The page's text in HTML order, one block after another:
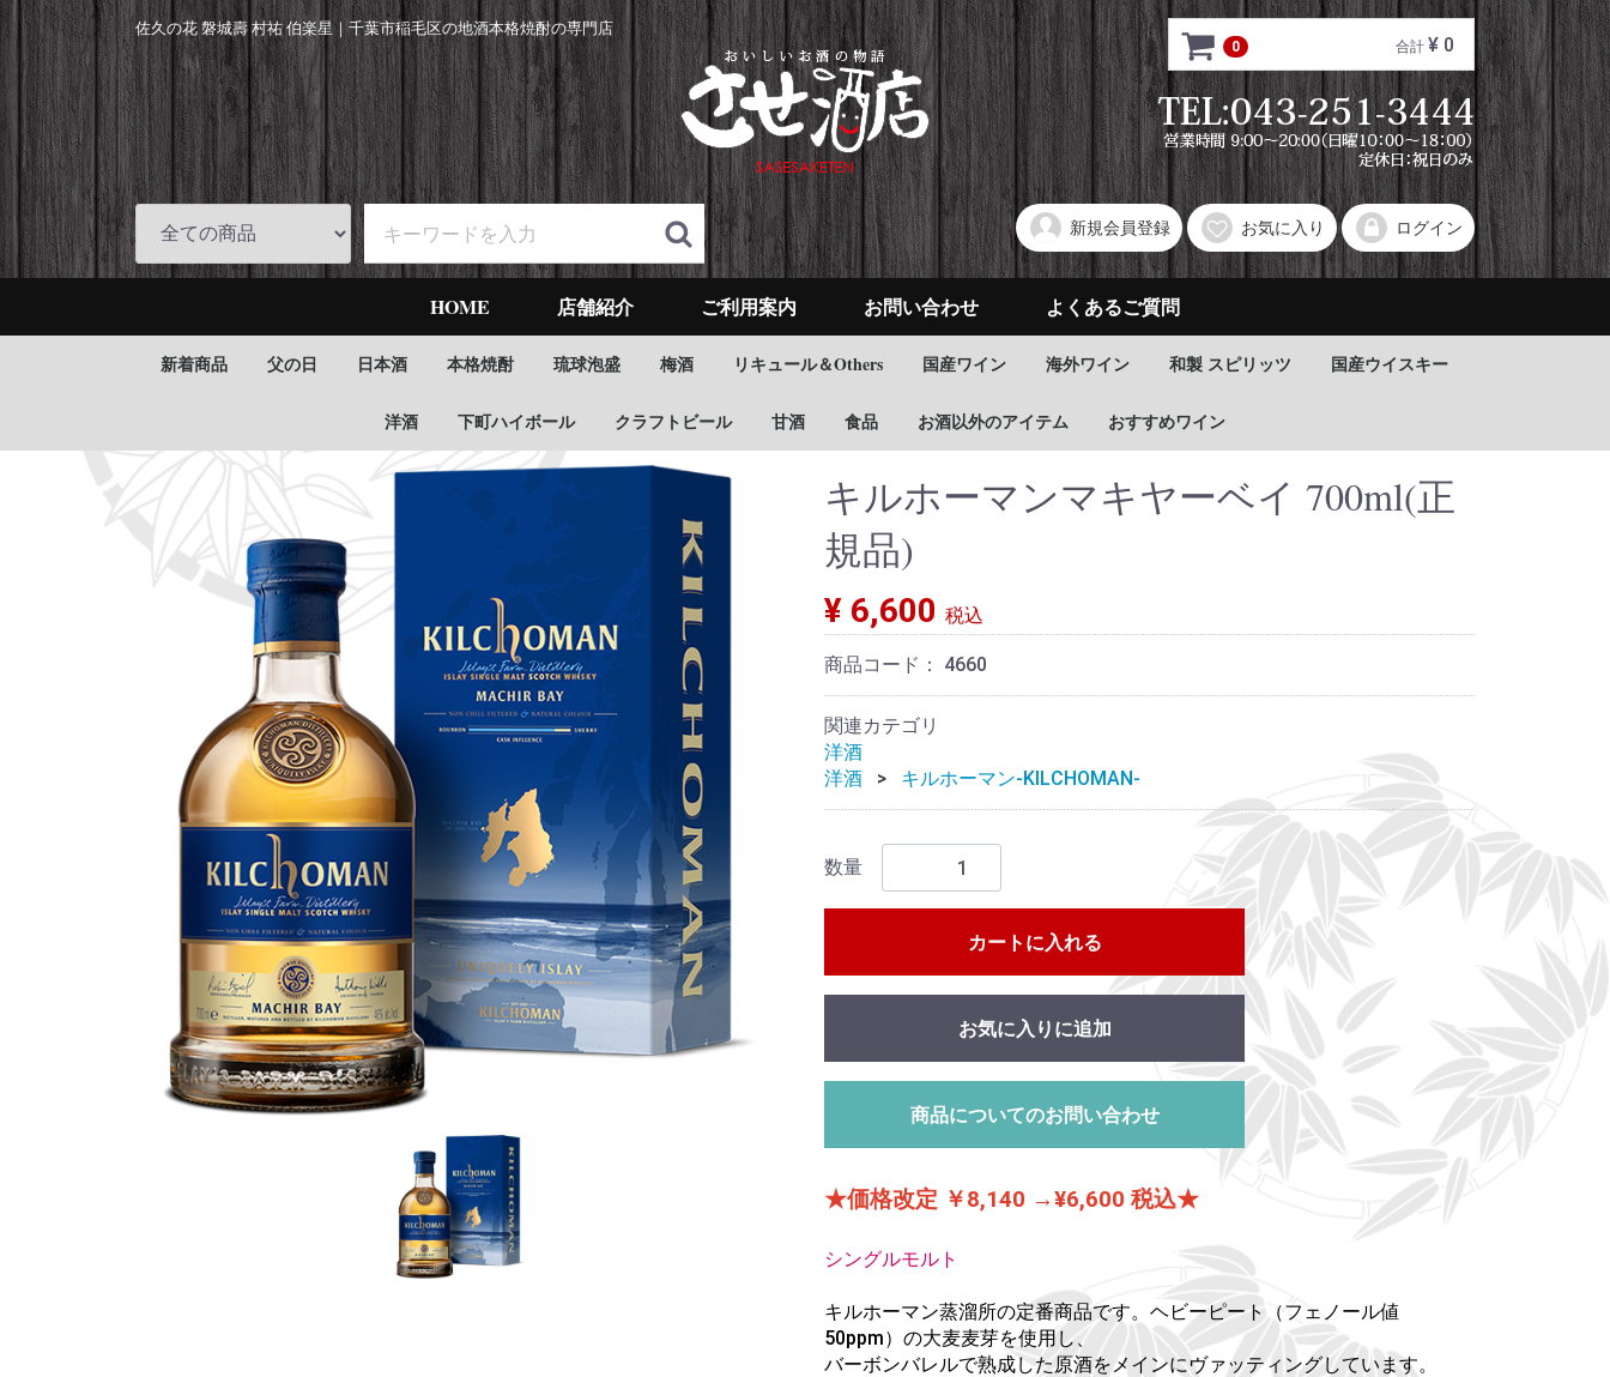
佐久の花 磐城壽 村祐 伯楽星｜ 千葉市稲毛区の地酒本格焼酎の専門店
0 合計 ¥ 0
新規会員登録 お気に入り ログイン
HOME 店舗紹介 ご利用案内 お問い合わせ よくあるご質問
新着商品 父の日 日本酒 本格焼酎 琉球泡盛 梅酒 リキュール＆Others 国産ワイン 海外ワイン 和製 スピリッツ 国産ウイスキー
洋酒 下町ハイボール クラフトビール 甘酒 食品 お酒以外のアイテム おすすめワイン
キルホーマンマキヤーベイ 700ml(正
規品)
¥ 6,600 税込
商品コード： 4660
関連カテゴリ
洋酒
洋酒
キルホーマン-KILCHOMAN-
数量
カートに入れる
お気に入りに追加
商品についてのお問い合わせ
★価格改定 ￥8,140 →¥6,600 税込★
シングルモルト
キルホーマン蒸溜所の定番商品です。ヘビーピート（フェノール値
50ppm）の大麦麦芽を使用し、
バーボンバレルで熟成した原酒をメインにヴァッティングしています。